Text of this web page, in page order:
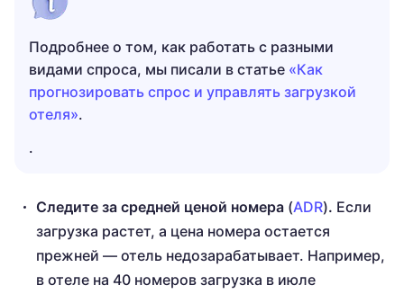
Подробнее о том, как работать с разными
видами спроса, мы писали в статье «Как
прогнозировать спрос и управлять загрузкой
отеля».
.
Следите за средней ценой номера (ADR). Если
загрузка растет, а цена номера остается
прежней — отель недозарабатывает. Например,
в отеле на 40 номеров загрузка в июле